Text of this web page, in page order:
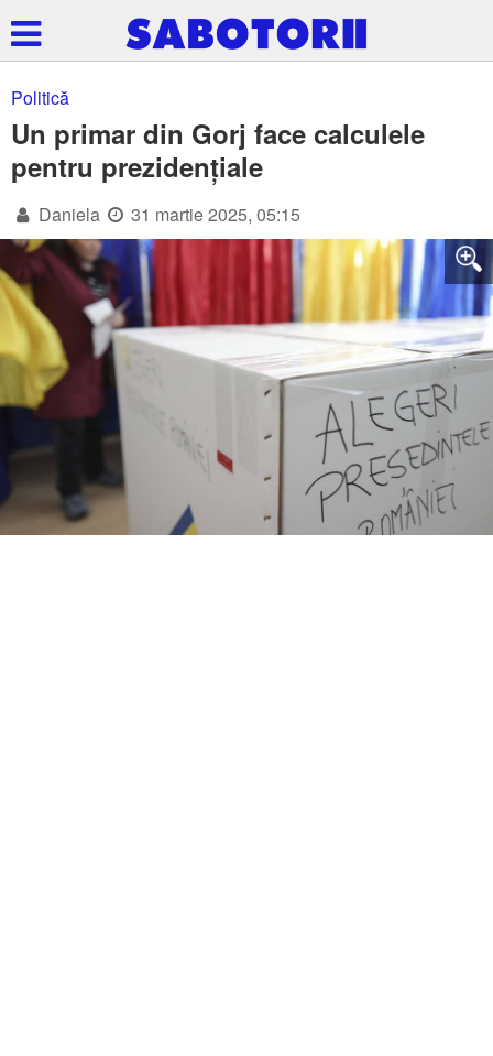
Politică
Un primar din Gorj face calculele
pentru prezidențiale
Daniela 31 martie 2025, 05:15